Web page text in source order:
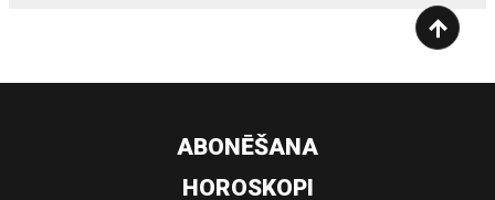
ABONĒŠANA
HOROSKOPI